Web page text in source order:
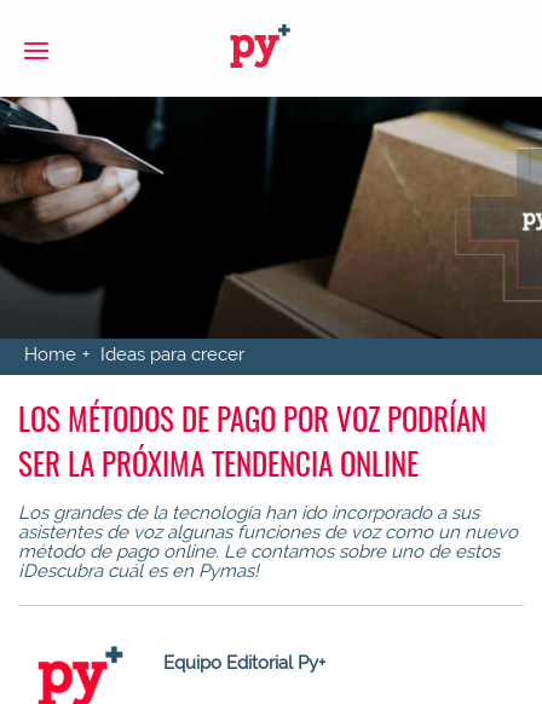
Home Ideas para crecer
LOS MÉTODOS DE PAGO POR VOZ PODRÍAN
SER LA PRÓXIMA TENDENCIA ONLINE
Los grandes de la tecnología han ido incorporado a sus
asistentes de voz algunas funciones de voz como un nuevo
método de pago online. Le contamos sobre uno de estos
¡Descubra cuál es en Pymas!
Equipo Editorial Py+